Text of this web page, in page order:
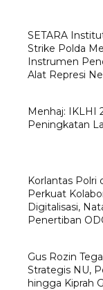
SETARA
Strike Polda
Instrumen
Alat Represi
Menhaj: IKLHI
Peningkatan
Korlantas Polri
Perkuat
Digitalisasi,
Penertiban
Gus Rozin
Strategis NU,
hingga Kiprah